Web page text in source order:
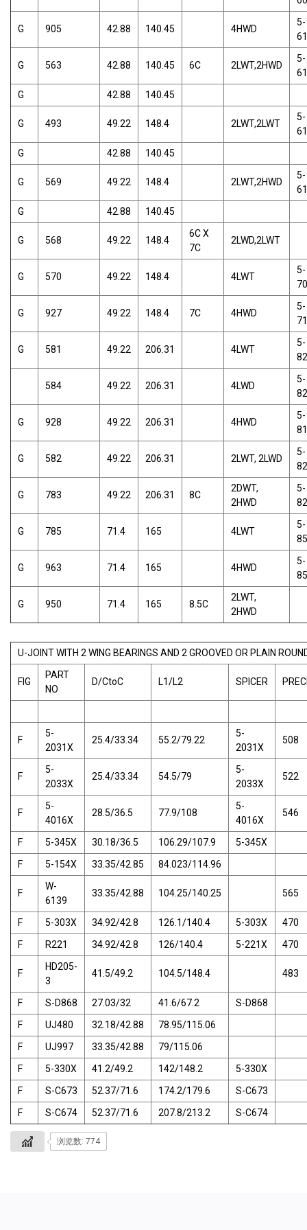
G 905 42.88 140.45 4HWD
5-
G 563 42.88 140.45 6C 2LWT,2HWD
5-
G
42.88 140.45
G 493 49.22 148.4 2LWT,2LWT
5-
G
42.88 140.45
G 569 49.22 148.4 2LWT,2HWD
5-
G
42.88 140.45
G 568 49.22 148.4
6C X
7C
2LWD,2LWT
G 570 49.22 148.4 4LWT
5-
G 927 49.22 148.4 7C 4HWD
5-
G 581 49.22 206.31 4LWT
5-
584 49.22 206.31 4LWD
5-
G 928 49.22 206.31 4HWD
5-
G 582 49.22 206.31 2LWT, 2LWD
5-
G 783 49.22 206.31 8C
2DWT,
2HWD
5-
G 785 71.4 165 4LWT
5-
G 963 71.4 165 4HWD
5-
G 950 71.4 165 8.5C
2LWT,
2HWD
U-JOINT WITH 2 WING BEARINGS AND 2 GROOVED OR PLAIN
FIG
PART
NO
D/CtoC L1/L2 SPICER
F
5-
2031X
25.4/33.34 55.2/79.22
5-
2031X
508
F
5-
2033X
25.4/33.34 54.5/79
5-
2033X
522
F
5-
4016X
28.5/36.5 77.9/108
5-
4016X
546
F 5-345X 30.18/36.5 106.29/107.9
5-345X
F
5-154X 33.35/42.85 84.023/114.96
F
W-
6139
33.35/42.88 104.25/140.25 565
F 5-303X 34.92/42.8 126.1/140.4 5-303X
470
F
R221 34.92/42.8 126/140.4 5-221X 470
F
HD205-
3
41.5/49.2 104.5/148.4 483
F S-D868 27.03/32 41.6/67.2
S-D868
F
UJ480 32.18/42.88
78.95/115.06
F
UJ997 33.35/42.88
79/115.06
F
5-330X 41.2/49.2 142/148.2
5-330X
F
S-C673 52.37/71.6 174.2/179.6
S-C673
F
S-C674 52.37/71.6 207.8/213.2 S-C674
浏览数: 774